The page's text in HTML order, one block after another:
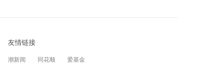
兴业银行杭州分行：与“浙”同行，共
10
友情链接
潮新闻 同花顺 爱基金